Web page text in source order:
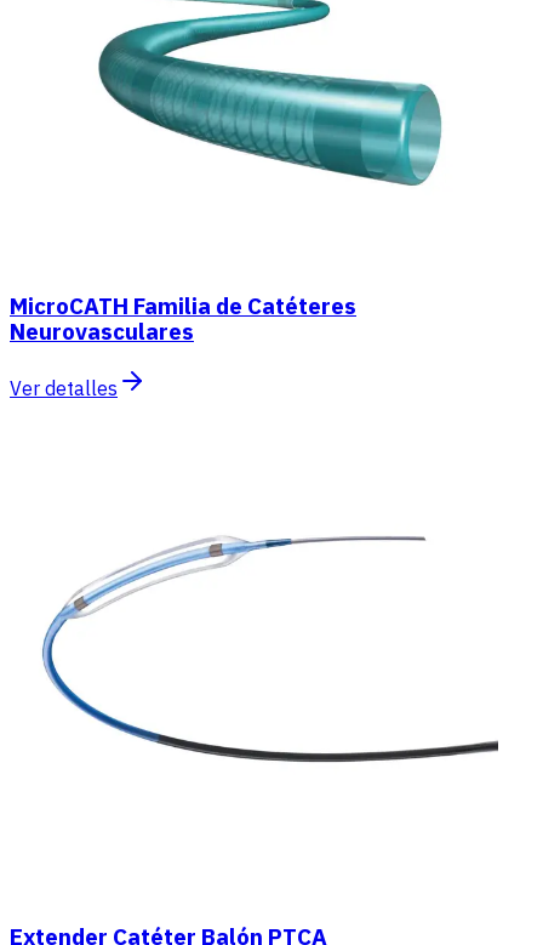
MicroCATH Familia de Catéteres
Neurovasculares
Ver detalles
Extender Catéter Balón PTCA